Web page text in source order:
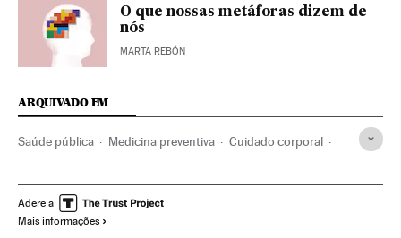
O que nossas metáforas dizem de
nós
MARTA REBÓN
ARQUIVADO EM
Saúde pública Medicina preventiva Cuidado corporal
Bem-estar Previdência
Problemas sociais
Adere a
Mais informações